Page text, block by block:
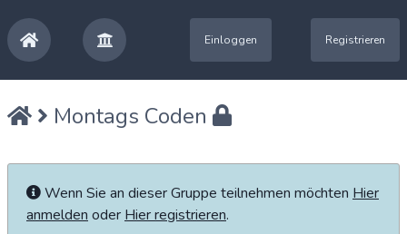
Einloggen Registrieren
Montags Coden
Wenn Sie an dieser Gruppe teilnehmen möchten Hier
anmelden oder Hier registrieren.